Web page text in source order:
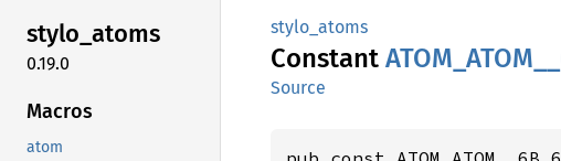
stylo_atoms
0.19.0
Macros
atom
stylo_atoms
Constant ATOM_ ATOM__
Source